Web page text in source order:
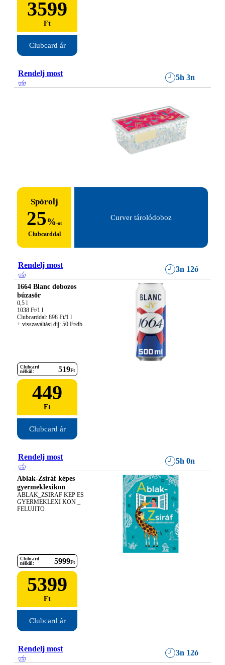
3599
Ft
Clubcard ár
Rendelj most 5h 3n
Spórolj
25%-ot
Clubcarddal
Curver tárolódoboz
Rendelj most 3n 12ó
1664 Blanc dobozos
búzasör
0,5 l
1038 Ft/1 l
Clubcarddal: 898 Ft/1 l
+ visszaváltási díj: 50 Ft/db
Clubcard
nélkül:
519Ft
449
Ft
Clubcard ár
Rendelj most 5h 0n
Ablak-Zsiráf képes
gyermeklexikon
ABLAK_ZSIRAF KEP ES
GYERMEKLEXI KON _
FELUJITO
Clubcard
nélkül:
5999Ft
5399
Ft
Clubcard ár
Rendelj most 3n 12ó